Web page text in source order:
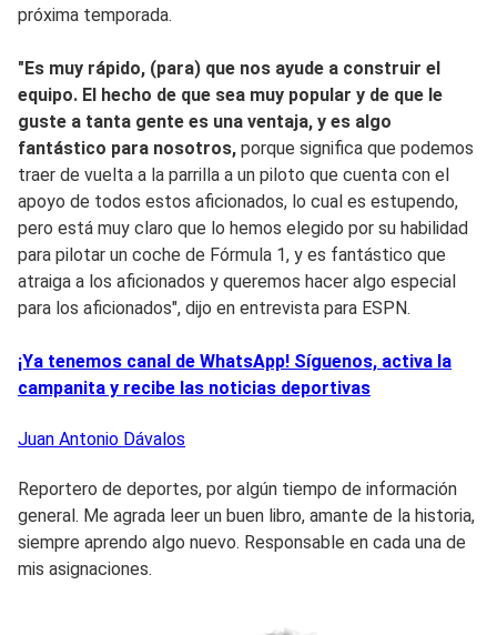
próxima temporada.
"Es muy rápido, (para) que nos ayude a construir el
equipo. El hecho de que sea muy popular y de que le
guste a tanta gente es una ventaja, y es algo
fantástico para nosotros, porque significa que podemos
traer de vuelta a la parrilla a un piloto que cuenta con el
apoyo de todos estos aficionados, lo cual es estupendo,
pero está muy claro que lo hemos elegido por su habilidad
para pilotar un coche de Fórmula 1, y es fantástico que
atraiga a los aficionados y queremos hacer algo especial
para los aficionados", dijo en entrevista para ESPN.
¡Ya tenemos canal de WhatsApp! Síguenos, activa la
campanita y recibe las noticias deportivas
Juan Antonio Dávalos
Reportero de deportes, por algún tiempo de información
general. Me agrada leer un buen libro, amante de la historia,
siempre aprendo algo nuevo. Responsable en cada una de
mis asignaciones.